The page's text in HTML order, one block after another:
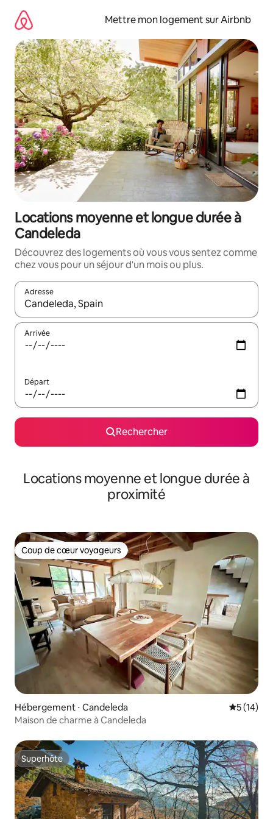
directement
contenu
Mettre mon logement sur Airbnb
Locations moyenne et longue durée à
Candeleda
Découvrez des logements où vous vous sentez comme
chez vous pour un séjour d'un mois ou plus.
Adresse
Lorsque les résultats s'affichent, utilisez les flèches vers le
Arrivée
Départ
Rechercher
Locations moyenne et longue durée à
proximité
Coup de cœur voyageurs
Coup de cœur voyageurs
Hébergement ⋅ Candeleda
5 (14)
Maison de charme à Candeleda
Superhôte
Superhôte